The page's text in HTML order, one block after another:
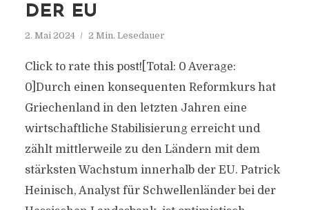
DER EU
2. Mai 2024 2 Min. Lesedauer
Click to rate this post![Total: 0 Average:
0]Durch einen konsequenten Reformkurs hat
Griechenland in den letzten Jahren eine
wirtschaftliche Stabilisierung erreicht und
zählt mittlerweile zu den Ländern mit dem
stärksten Wachstum innerhalb der EU. Patrick
Heinisch, Analyst für Schwellenländer bei der